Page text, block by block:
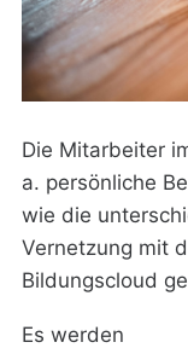
Die Mitarbeiter
a. persönliche
wie die
Vernetzung mit
Bildungscloud
Es werden